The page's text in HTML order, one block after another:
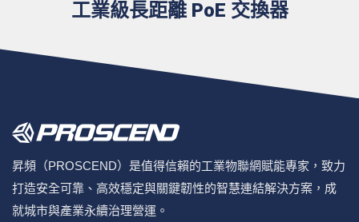
工業級長距離 PoE 交換器
昇頻（PROSCEND）是值得信賴的工業物聯網賦能專家，致力
打造安全可靠、高效穩定與關鍵韌性的智慧連結解決方案，成
就城市與產業永續治理營運。